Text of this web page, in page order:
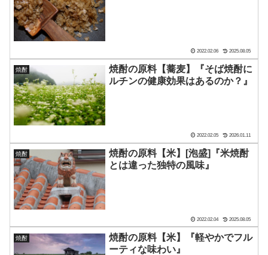
2022.02.06 2025.08.05
焼酎
焼酎の原料【蕎麦】『そば焼酎に
ルチンの健康効果はあるのか？』
2022.02.05 2026.01.11
焼酎
焼酎の原料【米】[泡盛]『米焼酎
とは違った独特の風味』
2022.02.04 2025.08.05
焼酎
焼酎の原料【米】『軽やかでフル
ーティな味わい』